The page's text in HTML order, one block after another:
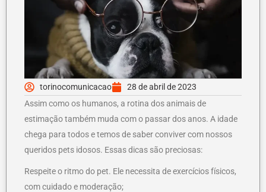
torinocomunicacao
28 de abril de 2023
Assim como os humanos, a rotina dos animais de
estimação também muda com o passar dos anos. A idade
chega para todos e temos de saber conviver com nossos
queridos pets idosos. Essas dicas são preciosas:
Respeite o ritmo do pet. Ele necessita de exercícios físicos,
com cuidado e moderação;